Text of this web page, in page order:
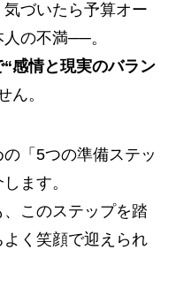
づいたら予算オー
の不満──。
感情と現実のバラン
ん。
「5つの準備ステッ
ます。
このステップを踏
く笑顔で迎えられ